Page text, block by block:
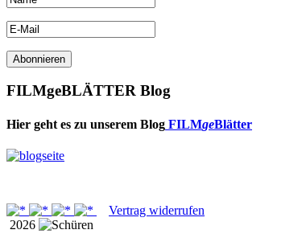
FILMgeBLÄTTER Blog
Hier geht es zu unserem Blog FILMgeBlätter
Vertrag widerrufen
2026